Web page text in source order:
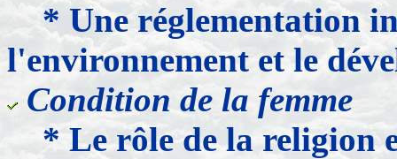
* Une réglementation
l'environnement et le
Condition de la femme
* Le rôle de la religion